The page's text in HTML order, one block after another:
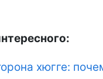
хюгге: